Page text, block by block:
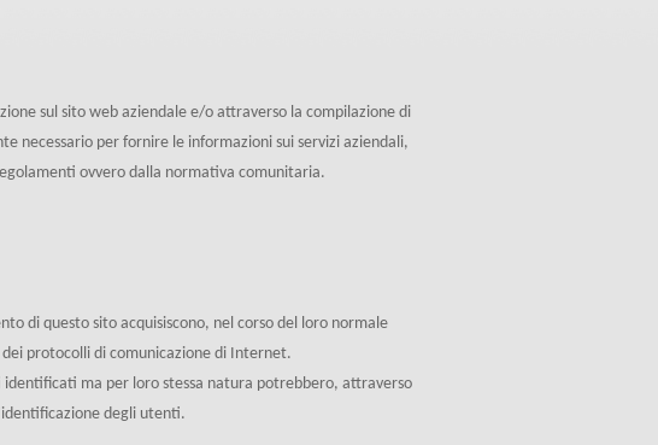
sul sito web aziendale e/o attraverso la compilazione di
per fornire le informazioni sui servizi aziendali,
ovvero dalla normativa comunitaria.
di questo sito acquisiscono, nel corso del loro normale
protocolli di comunicazione di Internet.
identificati ma per loro stessa natura potrebbero, attraverso
degli utenti.